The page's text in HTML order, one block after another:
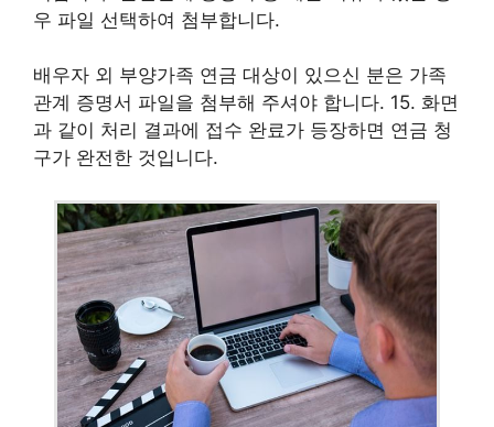
우 파일 선택하여 첨부합니다.
배우자 외 부양가족 연금 대상이 있으신 분은 가족
관계 증명서 파일을 첨부해 주셔야 합니다. 15. 화면
과 같이 처리 결과에 접수 완료가 등장하면 연금 청
구가 완전한 것입니다.